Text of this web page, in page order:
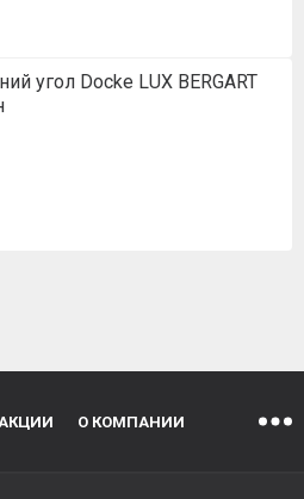
угол Docke LUX BERGART
О КОМПАНИИ